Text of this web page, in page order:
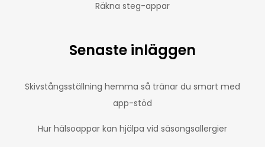
Räkna steg-appar
Senaste inläggen
Skivstångsställning hemma så tränar du smart med
app-stöd
Hur hälsoappar kan hjälpa vid säsongsallergier